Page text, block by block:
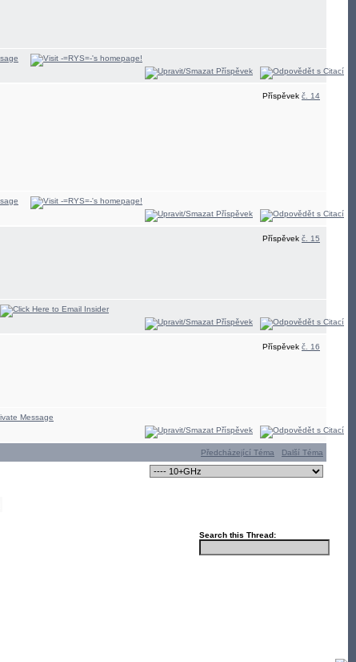
Příspěvek č. 14
Příspěvek č. 15
Příspěvek č. 16
Předcházející Téma Další Téma
Search this Thread: